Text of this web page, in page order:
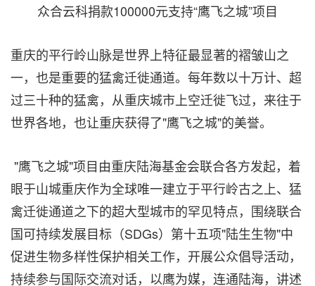
众合云科捐款100000元支持“鹰飞之城”项目
重庆的平行岭山脉是世界上特征最显著的褶皱山之
一，也是重要的猛禽迁徙通道。每年数以十万计、超
过三十种的猛禽，从重庆城市上空迁徙飞过，来往于
世界各地，也让重庆获得了"鹰飞之城"的美誉。
"鹰飞之城"项目由重庆陆海基金会联合各方发起，着
眼于山城重庆作为全球唯一建立于平行岭古之上、猛
禽迁徙通道之下的超大型城市的罕见特点，围绕联合
国可持续发展目标（SDGs）第十五项"陆生生物"中
促进生物多样性保护相关工作，开展公众倡导活动，
持续参与国际交流对话，以鹰为媒，连通陆海，讲述